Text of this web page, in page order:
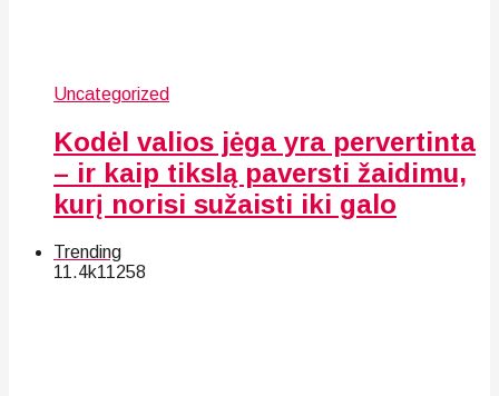
Uncategorized
Kodėl valios jėga yra pervertinta
– ir kaip tikslą paversti žaidimu,
kurį norisi sužaisti iki galo
Trending
11.4k11258